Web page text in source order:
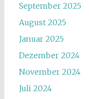
September 2025
August 2025
Januar 2025
Dezember 2024
November 2024
Juli 2024